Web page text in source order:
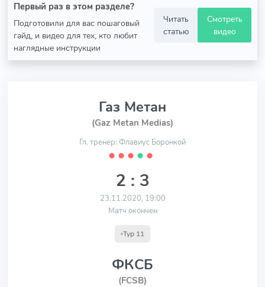
Первый раз в этом разделе?
Подготовили для вас пошаговый
гайд, и видео для тех, кто любит
наглядные инструкции
Читать
статью
Смотреть
видео
Газ Метан
(Gaz Metan Medias)
Гл. тренер: Флавиус Боронкой
⬤ ⬤ ⬤ ⬤ ⬤
2 : 3
23.11.2020, 19:00
Матч окончен
Тур 11
ФКСБ
(FCSB)